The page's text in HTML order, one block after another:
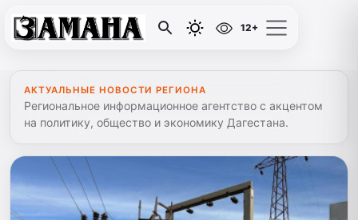
12+
АКТУАЛЬНЫЕ НОВОСТИ РЕГИОНА
Региональное информационное агентство с акцентом
на политику, общество и экономику Дагестана.